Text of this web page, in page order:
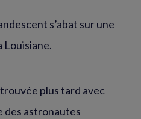
s’abat sur une
Louisiane.
plus tard avec
des astronautes